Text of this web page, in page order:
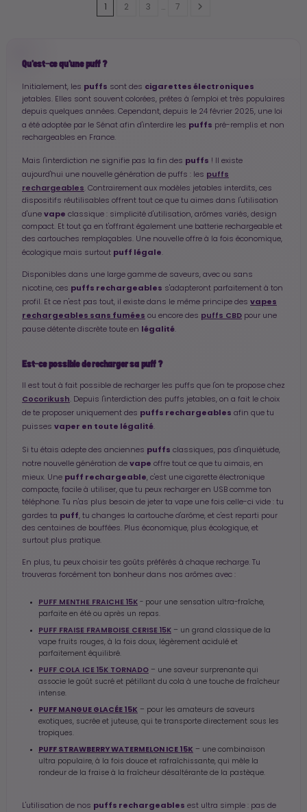
1 2 3 … 7
Qu'est-ce qu'une puff ?
Initialement, les puffs sont des cigarettes électroniques
jetables. Elles sont souvent colorées, prêtes à l'emploi et très populaires
depuis quelques années. Cependant, depuis le 24 février 2025, une loi
a été adoptée par le Sénat afin d'interdire les puffs pré-remplis et non
rechargeables en France.
Mais l'interdiction ne signifie pas la fin des puffs ! Il existe
aujourd'hui une nouvelle génération de puffs : les puffs
rechargeables. Contrairement aux modèles jetables interdits, ces
dispositifs réutilisables offrent tout ce que tu aimes dans l'utilisation
d'une vape classique : simplicité d'utilisation, arômes variés, design
compact. Et tout ça en t'offrant également une batterie rechargeable et
des cartouches remplaçables. Une nouvelle offre à la fois économique,
écologique mais surtout puff légale.
Disponibles dans une large gamme de saveurs, avec ou sans
nicotine, ces puffs rechargeables s'adapteront parfaitement à ton
profil. Et ce n'est pas tout, il existe dans le même principe des vapes
rechargeables sans fumées ou encore des puffs CBD pour une
pause détente discrète toute en légalité.
Est-ce possible de recharger sa puff ?
Il est tout à fait possible de recharger les puffs que l'on te propose chez
Cocorikush. Depuis l'interdiction des puffs jetables, on a fait le choix
de te proposer uniquement des puffs rechargeables afin que tu
puisses vaper en toute légalité.
Si tu étais adepte des anciennes puffs classiques, pas d'inquiétude,
notre nouvelle génération de vape offre tout ce que tu aimais, en
mieux. Une puff rechargeable, c'est une cigarette électronique
compacte, facile à utiliser, que tu peux recharger en USB comme ton
téléphone. Tu n'as plus besoin de jeter ta vape une fois celle-ci vide : tu
gardes ta puff, tu changes la cartouche d'arôme, et c'est reparti pour
des centaines de bouffées. Plus économique, plus écologique, et
surtout plus pratique.
En plus, tu peux choisir tes goûts préférés à chaque recharge. Tu
trouveras forcément ton bonheur dans nos arômes avec :
PUFF MENTHE FRAICHE 15K - pour une sensation ultra-fraîche,
parfaite en été ou après un repas.
PUFF FRAISE FRAMBOISE CERISE 15K – un grand classique de la
vape fruits rouges, à la fois doux, légèrement acidulé et
parfaitement équilibré.
PUFF COLA ICE 15K TORNADO – une saveur surprenante qui
associe le goût sucré et pétillant du cola à une touche de fraîcheur
intense.
PUFF MANGUE GLACÉE 15K – pour les amateurs de saveurs
exotiques, sucrée et juteuse, qui te transporte directement sous les
tropiques.
PUFF STRAWBERRY WATERMELON ICE 15K – une combinaison
ultra populaire, à la fois douce et rafraîchissante, qui mêle la
rondeur de la fraise à la fraîcheur désaltérante de la pastèque.
L'utilisation de nos puffs rechargeables est ultra simple : pas de